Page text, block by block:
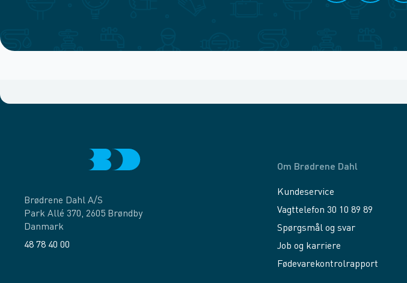
Brødrene Dahl A/S
Park Allé 370, 2605 Brøndby
Danmark
48 78 40 00
Om Brødrene Dahl
Kundeservice
Vagttelefon 30 10 89 89
Spørgsmål og svar
Job og karriere
Fødevarekontrolrapport